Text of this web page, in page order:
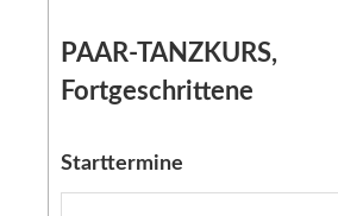
PAAR-TANZKURS,
Fortgeschrittene
Starttermine